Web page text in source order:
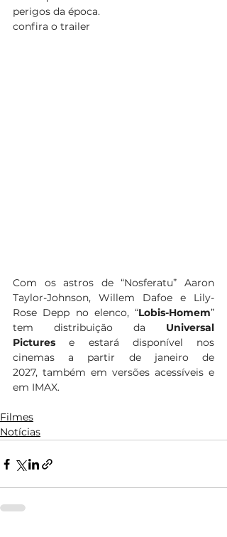
perigos da época.
confira o trailer
Com os astros de “Nosferatu” Aaron
Taylor-Johnson, Willem Dafoe e Lily-
Rose Depp no elenco, “Lobis-Homem”
tem distribuição da Universal
Pictures e estará disponível nos
cinemas a partir de janeiro de
2027, também em versões acessíveis e
em IMAX.
Filmes
Notícias